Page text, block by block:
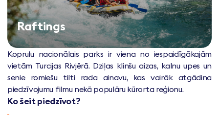
Raftings
Koprulu nacionālais parks ir viena no iespaidīgākajām
vietām Turcijas Rivjērā. Dziļas klinšu aizas, kalnu upes un
senie romiešu tilti rada ainavu, kas vairāk atgādina
piedzīvojumu filmu nekā populāru kūrorta reģionu.
Ko šeit piedzīvot?